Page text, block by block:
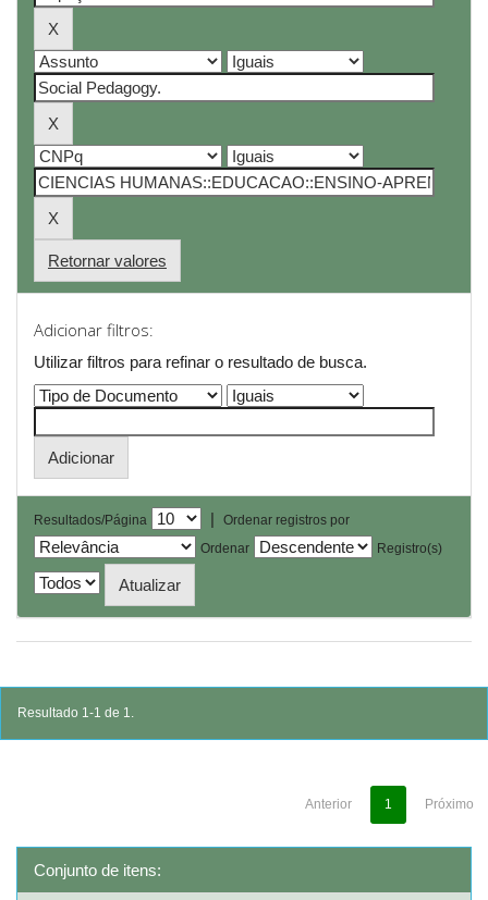
Retornar valores
Adicionar filtros:
Utilizar filtros para refinar o resultado de busca.
Resultados/Página |
Ordenar registros por
Ordenar
Registro(s)
Resultado 1-1 de 1.
Anterior 1 Próximo
Conjunto de itens: